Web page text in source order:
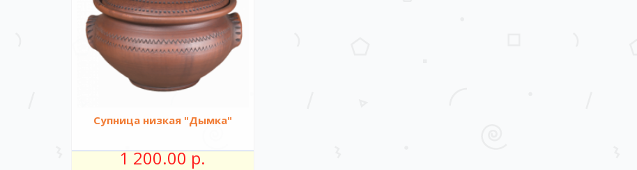
Супница низкая "Дымка"
1 200.00 р.